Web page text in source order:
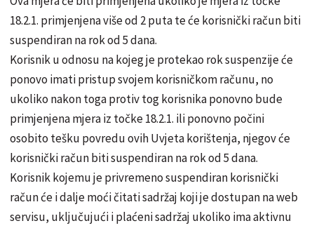
18.2.1. primjenjena više od 2 puta te će korisnički račun biti
suspendiran na rok od 5 dana.
Korisnik u odnosu na kojeg je protekao rok suspenzije će
ponovo imati pristup svojem korisničkom računu, no
ukoliko nakon toga protiv tog korisnika ponovno bude
primjenjena mjera iz točke 18.2.1. ili ponovno počini
osobito tešku povredu ovih Uvjeta korištenja, njegov će
korisnički račun biti suspendiran na rok od 5 dana.
Korisnik kojemu je privremeno suspendiran korisnički
račun će i dalje moći čitati sadržaj koji je dostupan na web
servisu, uključujući i plaćeni sadržaj ukoliko ima aktivnu